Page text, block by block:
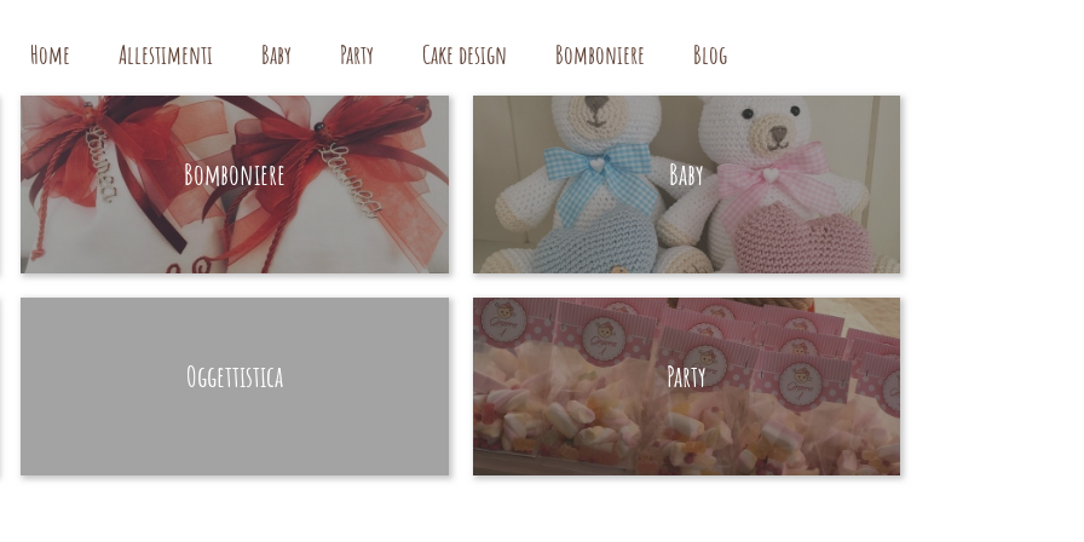
Home Allestimenti Baby Party Cake design Bomboniere Blog
Bomboniere
HAND MADE
Baby
HAND MADE
Oggettistica Party